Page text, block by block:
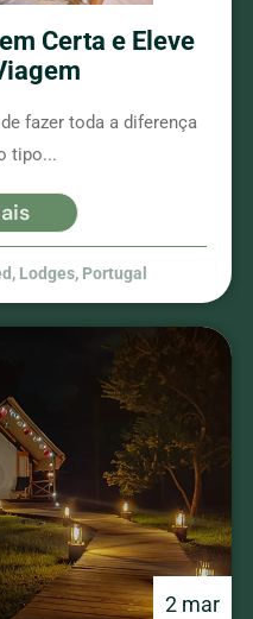
Certa e Eleve
fazer toda a diferença
tipo...
, Lodges, Portugal
2 mar